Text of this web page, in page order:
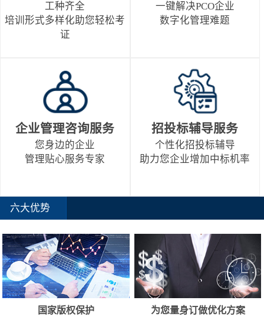
工种齐全
培训形式多样化助您轻松考
证
一键解决PCO企业
数字化管理难题
企业管理咨询服务
您身边的企业
管理贴心服务专家
招投标辅导服务
个性化招投标辅导
助力您企业增加中标机率
六大优势
国家版权保护 为您量身订做优化方案